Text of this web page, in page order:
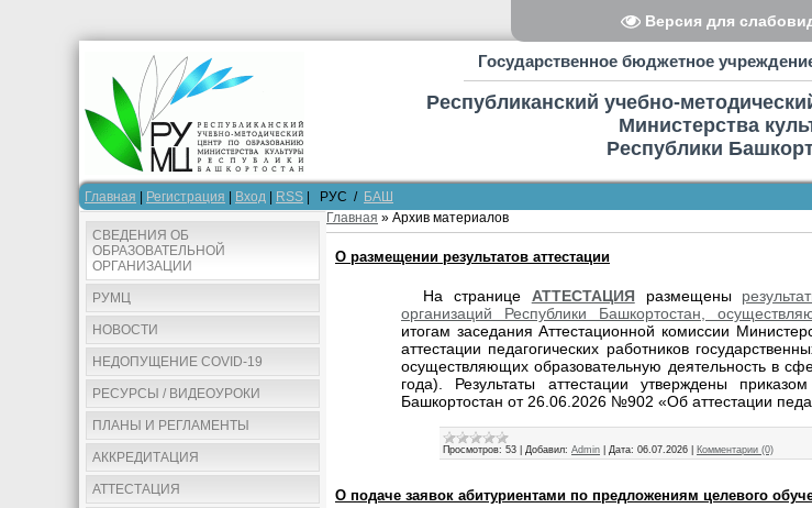
Версия для
Государственное бюджетное
Республиканский учебно-
Министерства
Республики
Главная Регистрация Вход RSS | РУС / БАШ
СВЕДЕНИЯ ОБ
ОБРАЗОВАТЕЛЬНОЙ
ОРГАНИЗАЦИИ
РУМЦ
НОВОСТИ
НЕДОПУЩЕНИЕ COVID-19
РЕСУРСЫ / ВИДЕОУРОКИ
ПЛАНЫ И РЕГЛАМЕНТЫ
АККРЕДИТАЦИЯ
АТТЕСТАЦИЯ
Главная » Архив материалов
О размещении результатов аттестации
На странице АТТЕСТАЦИЯ размещены
организаций Республики Башкортостан,
итогам заседания Аттестационной комиссии
аттестации педагогических работников
осуществляющих образовательную деятельность в
года). Результаты аттестации утверждены
Башкортостан от 26.06.2026 №902 «Об аттестации
Просмотров: 53 Добавил: Admin Дата: 06.07.2026 Комментарии (0)
О подаче заявок абитуриентами по предложениям целевого